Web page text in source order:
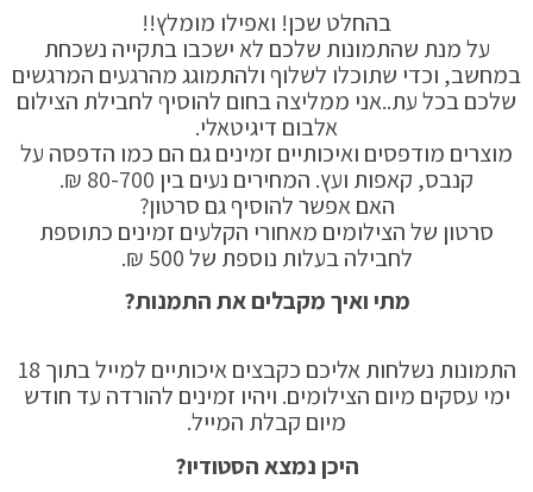
בהחלט שכן! ואפילו מומלץ!!
על מנת שהתמונות שלכם לא ישכבו בתקייה נשכחת
במחשב, וכדי שתוכלו לשלוף ולהתמוגג מהרגעים המרגשים
שלכם בכל עת..אני ממליצה בחום להוסיף לחבילת הצילום
אלבום דיגיטאלי.
מוצרים מודפסים ואיכותיים זמינים גם הם כמו הדפסה על
קנבס, קאפות ועץ. המחירים נעים בין 80-700 ₪.
האם אפשר להוסיף גם סרטון?
סרטון של הצילומים מאחורי הקלעים זמינים כתוספת
לחבילה בעלות נוספת של 500 ₪.
מתי ואיך מקבלים את התמנות?
התמונות נשלחות אליכם כקבצים איכותיים למייל בתוך 18
ימי עסקים מיום הצילומים. ויהיו זמינים להורדה עד חודש
מיום קבלת המייל.
היכן נמצא הסטודיו?